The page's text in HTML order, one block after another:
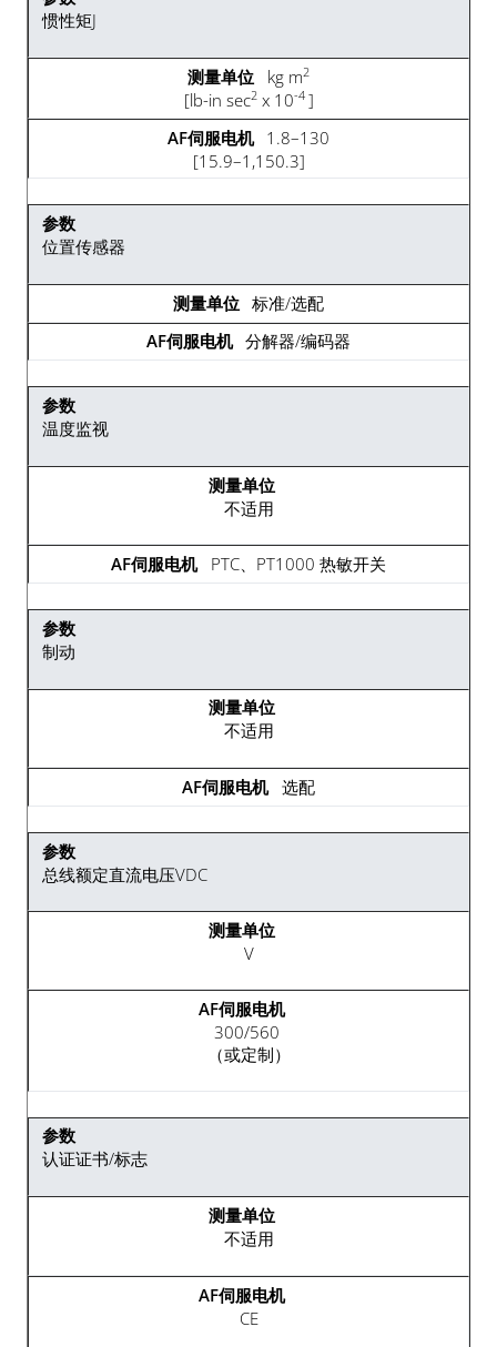
惯性矩J
kg m2
[lb-in sec2x 10-4 ]
1.8–130
[15.9–1,150.3]
位置传感器
标准/选配
分解器/编码器
温度监视
不适用
PTC、PT1000 热敏开关
制动
不适用
选配
总线额定直流电压VDC
V
300/560
（或定制）
认证证书/标志
不适用
CE